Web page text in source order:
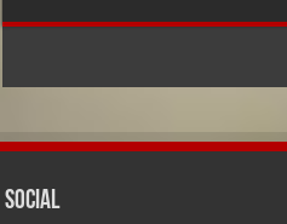
Social